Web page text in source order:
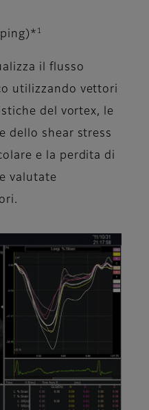
il flusso
utilizzando vettori
del vortex, le
dello shear stress
e la perdita di
valutate